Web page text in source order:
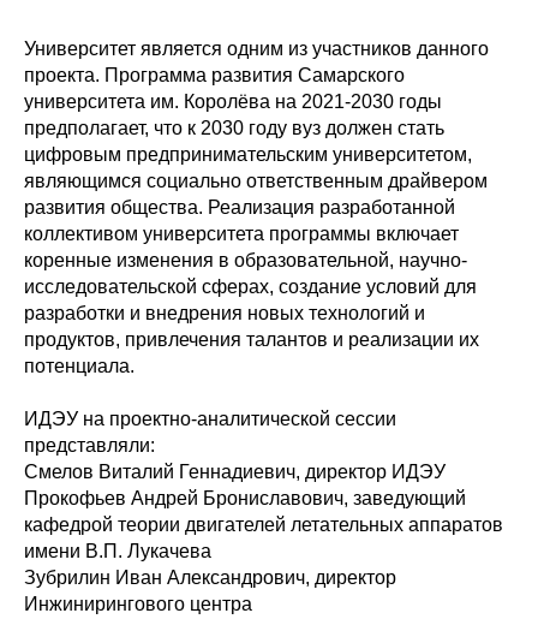
Университет является одним из участников данного
проекта. Программа развития Самарского
университета им. Королёва на 2021-2030 годы
предполагает, что к 2030 году вуз должен стать
цифровым предпринимательским университетом,
являющимся социально ответственным драйвером
развития общества. Реализация разработанной
коллективом университета программы включает
коренные изменения в образовательной, научно-
исследовательской сферах, создание условий для
разработки и внедрения новых технологий и
продуктов, привлечения талантов и реализации их
потенциала.
ИДЭУ на проектно-аналитической сессии
представляли:
Смелов Виталий Геннадиевич, директор ИДЭУ
Прокофьев Андрей Брониславович, заведующий
кафедрой теории двигателей летательных аппаратов
имени В.П. Лукачева
Зубрилин Иван Александрович, директор
Инжинирингового центра